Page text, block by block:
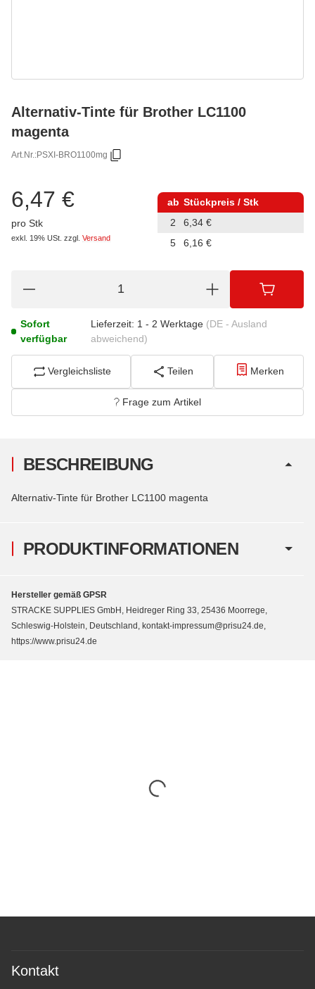
Alternativ-Tinte für Brother LC1100
magenta
Art.Nr.:PSXI-BRO1100mg
6,47 €
pro Stk
exkl. 19% USt. zzgl. Versand
ab Stückpreis / Stk
2
6,34 €
5
6,16 €
Sofort
verfügbar
Lieferzeit: 1 - 2 Werktage (DE - Ausland
abweichend)
Vergleichsliste Teilen Merken
Frage zum Artikel
PRODUKTINFORMATIONEN
BESCHREIBUNG
Alternativ-Tinte für Brother LC1100 magenta
Hersteller gemäß GPSR
STRACKE SUPPLIES GmbH, Heidreger Ring 33, 25436 Moorrege,
Schleswig-Holstein, Deutschland, kontakt-impressum@prisu24.de,
https://www.prisu24.de
Kontakt